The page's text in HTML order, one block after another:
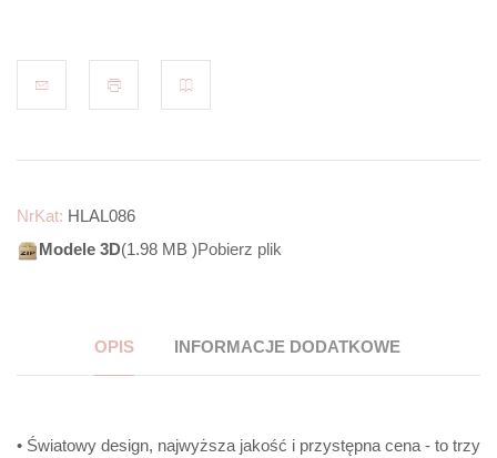
NrKat: HLAL086
Modele 3D(1.98 MB )Pobierz plik
OPIS INFORMACJE DODATKOWE
• Światowy design, najwyższa jakość i przystępna cena - to trzy